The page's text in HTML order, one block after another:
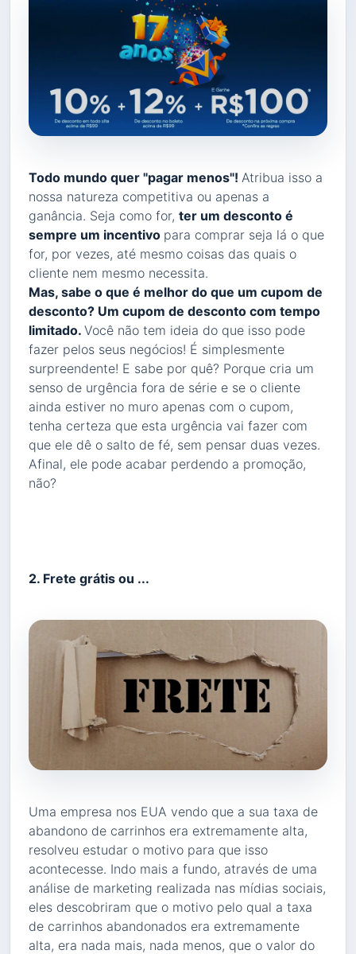
Todo mundo quer "pagar menos"! Atribua isso a
nossa natureza competitiva ou apenas a
ganância. Seja como for, ter um desconto é
sempre um incentivo para comprar seja lá o que
for, por vezes, até mesmo coisas das quais o
cliente nem mesmo necessita.
Mas, sabe o que é melhor do que um cupom de
desconto? Um cupom de desconto com tempo
limitado. Você não tem ideia do que isso pode
fazer pelos seus negócios! É simplesmente
surpreendente! E sabe por quê? Porque cria um
senso de urgência fora de série e se o cliente
ainda estiver no muro apenas com o cupom,
tenha certeza que esta urgência vai fazer com
que ele dê o salto de fé, sem pensar duas vezes.
Afinal, ele pode acabar perdendo a promoção,
não?
2. Frete grátis ou ...
Uma empresa nos EUA vendo que a sua taxa de
abandono de carrinhos era extremamente alta,
resolveu estudar o motivo para que isso
acontecesse. Indo mais a fundo, através de uma
análise de marketing realizada nas mídias sociais,
eles descobriram que o motivo pelo qual a taxa
de carrinhos abandonados era extremamente
alta, era nada mais, nada menos, que o valor do